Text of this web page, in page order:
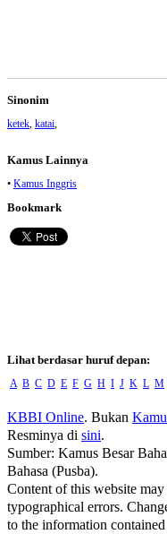
Sinonim
ketek katai
Kamus Lainnya
• Kamus Inggris
Bookmark
Lihat berdasar huruf depan:
A B C D E F G H I J K L M
KBBI Online. Bukan
Resminya di sini.
Sumber: Kamus Besar
Bahasa (Pusba).
Content of this website
typographical errors.
to the information